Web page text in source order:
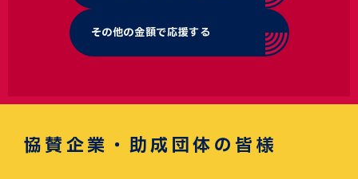
その他の金額で応援する
協賛企業・助成団体の皆様